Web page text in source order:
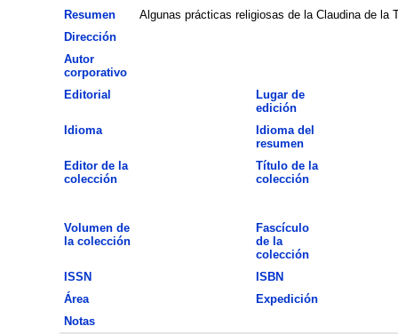
Resumen
Algunas prácticas religiosas de la Claudina de la
Dirección
Autor
corporativo
Editorial
Lugar de
edición
Idioma
Idioma del
resumen
Editor de la
colección
Título de la
colección
Volumen de
la colección
Fascículo
de la
colección
ISSN
ISBN
Área
Expedición
Notas